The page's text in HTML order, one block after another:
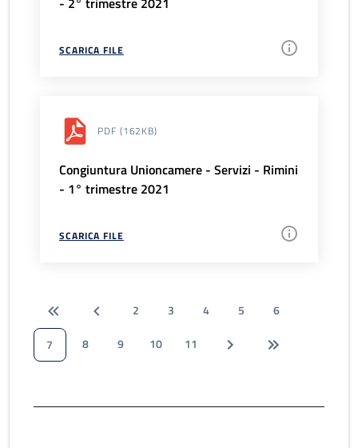
SCARICA FILE
PDF (162KB)
Congiuntura Unioncamere - Servizi - Rimini
- 1° trimestre 2021
SCARICA FILE
2 3 4 5
6
7
8 9 10 11